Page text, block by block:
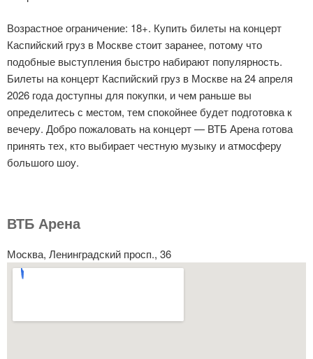
Возрастное ограничение: 18+. Купить билеты на концерт
Каспийский груз в Москве стоит заранее, потому что
подобные выступления быстро набирают популярность.
Билеты на концерт Каспийский груз в Москве на 24 апреля
2026 года доступны для покупки, и чем раньше вы
определитесь с местом, тем спокойнее будет подготовка к
вечеру. Добро пожаловать на концерт — ВТБ Арена готова
принять тех, кто выбирает честную музыку и атмосферу
большого шоу.
ВТБ Арена
Москва, Ленинградский просп., 36